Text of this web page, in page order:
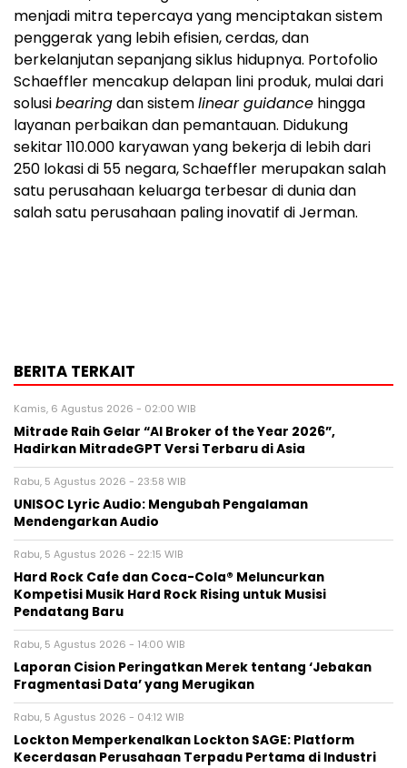
menjadi mitra tepercaya yang menciptakan sistem
penggerak yang lebih efisien, cerdas, dan
berkelanjutan sepanjang siklus hidupnya. Portofolio
Schaeffler mencakup delapan lini produk, mulai dari
solusibearingdan sistemlinear guidance hingga
layanan perbaikan dan pemantauan. Didukung
sekitar 110.000 karyawan yang bekerja di lebih dari
250 lokasi di 55 negara, Schaeffler merupakan salah
satu perusahaan keluarga terbesar di dunia dan
salah satu perusahaan paling inovatif di Jerman.
BERITA TERKAIT
Kamis, 6 Agustus 2026 - 02:00 WIB
Mitrade Raih Gelar “AI Broker of the Year 2026”,
Hadirkan MitradeGPT Versi Terbaru di Asia
Rabu, 5 Agustus 2026 - 23:58 WIB
UNISOC Lyric Audio: Mengubah Pengalaman
Mendengarkan Audio
Rabu, 5 Agustus 2026 - 22:15 WIB
Hard Rock Cafe dan Coca-Cola® Meluncurkan
Kompetisi Musik Hard Rock Rising untuk Musisi
Pendatang Baru
Rabu, 5 Agustus 2026 - 14:00 WIB
Laporan Cision Peringatkan Merek tentang ‘Jebakan
Fragmentasi Data’ yang Merugikan
Rabu, 5 Agustus 2026 - 04:12 WIB
Lockton Memperkenalkan Lockton SAGE: Platform
Kecerdasan Perusahaan Terpadu Pertama di Industri